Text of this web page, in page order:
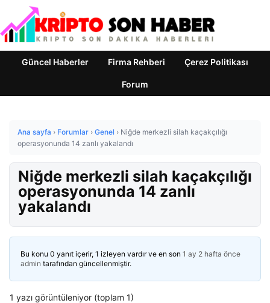
Güncel Haberler Firma Rehberi Çerez Politikası
Forum
Ana sayfa › Forumlar › Genel › Niğde merkezli silah kaçakçılığı
operasyonunda 14 zanlı yakalandı
Niğde merkezli silah kaçakçılığı
operasyonunda 14 zanlı
yakalandı
Bu konu 0 yanıt içerir, 1 izleyen vardır ve en son 1 ay 2 hafta önce
admin tarafından güncellenmiştir.
1 yazı görüntüleniyor (toplam 1)